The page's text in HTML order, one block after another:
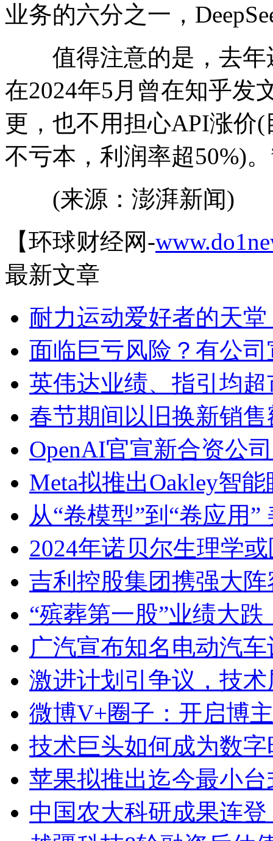
业务的六分之一，
值得注意的是，去年
在2024年5月曾在知乎发
更，也不用担心API涨价
不亏本，利润率超50%)。
(来源：澎湃新闻)
【环球财经网-
最新文章
耐力运动爱好者的天
面临巨亏风险？有公
英伟达业绩、指引均
春节期间以旧换新销
OpenAI官宣新合资公
Meta拟推出Oakley智
从“卷模型”到“卷应用”
2024年诺贝尔生理学
吉利控股集团携强大
“殡葬第一股”业绩大跌
广汽宣布知名电动汽车
激进计划引争议，技
微博V+圈子：开启博
技术巨头如何成为数字
苹果拟推出迄今最小
中国农大科研成果连